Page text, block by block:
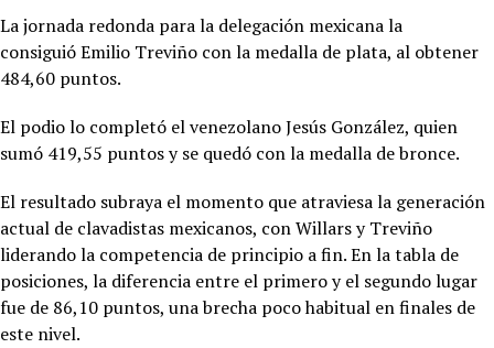
La jornada redonda para la delegación mexicana la
consiguióEmilio Treviño con la medalla de plata, al obtener
484,60 puntos.
El podio lo completó el venezolano Jesús González, quien
sumó 419,55 puntos y se quedó con la medalla de bronce.
El resultado subraya el momento que atraviesa la generación
actual de clavadistas mexicanos, con Willars y Treviño
liderando la competencia de principio a fin. En la tabla de
posiciones, la diferencia entre el primero y el segundo lugar
fue de 86,10 puntos, una brecha poco habitual en finales de
este nivel.